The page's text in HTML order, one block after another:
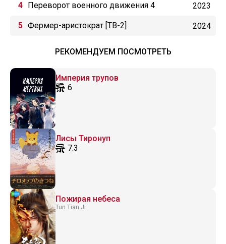
Переворот военного движения 4 2023
Фермер-аристократ [ТВ-2] 2024
РЕКОМЕНДУЕМ ПОСМОТРЕТЬ
Империя трупов
6
Лисы Тиронуп
7.3
Пожирая небеса
Tun Tian Ji